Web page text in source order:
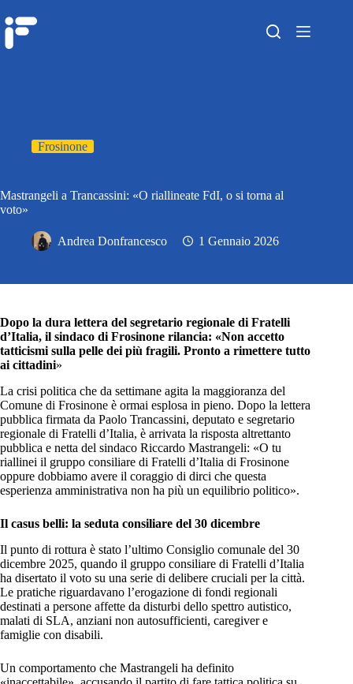
Frosinone
Mastrangeli a Trancassini: «O riallineate FdI, o si torna al
voto»
Andrea Donfrancesco 1 Gennaio 2026
Dopo la dura lettera del segretario regionale di Fratelli
d’Italia, il sindaco di Frosinone rilancia: «Non accetto
tatticismi sulla pelle dei più fragili. Pronto a rimettere tutto
ai cittadini»
La crisi politica che da settimane agita la maggioranza del
Comune di Frosinone è ormai esplosa in pieno. Dopo la lettera
pubblica firmata da Paolo Trancassini, deputato e segretario
regionale di Fratelli d’Italia, è arrivata la risposta altrettanto
pubblica e netta del sindaco Riccardo Mastrangeli: «O tu
riallinei il gruppo consiliare di Fratelli d’Italia di Frosinone
oppure dobbiamo avere il coraggio di dirci che questa
esperienza amministrativa non ha più un equilibrio politico».
Il casus belli: la seduta consiliare del 30 dicembre
Il punto di rottura è stato l’ultimo Consiglio comunale del 30
dicembre 2025, quando il gruppo consiliare di Fratelli d’Italia
ha disertato il voto su una serie di delibere cruciali per la città.
Le pratiche riguardavano l’erogazione di fondi regionali
destinati a persone affette da disturbi dello spettro autistico,
malati di SLA, anziani non autosufficienti, caregiver e
famiglie con disabili.
Un comportamento che Mastrangeli ha definito